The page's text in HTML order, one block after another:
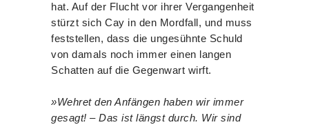
hat. Auf der Flucht vor ihrer Vergangenheit
stürzt sich Cay in den Mordfall, und muss
feststellen, dass die ungesühnte Schuld
von damals noch immer einen langen
Schatten auf die Gegenwart wirft.
»Wehret den Anfängen haben wir immer
gesagt! – Das ist längst durch. Wir sind